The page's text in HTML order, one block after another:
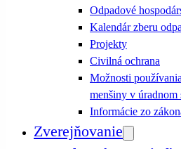
Odpadové
Kalendár zberu
Projekty
Civilná ochrana
Možnosti
menšiny v úradnom
Informácie zo
Zverejňovanie